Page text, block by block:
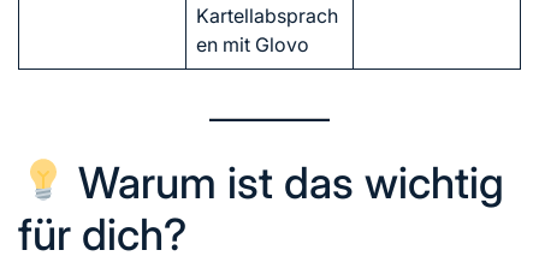
Kartellabsprach
en mit Glovo
Warum ist das wichtig
für dich?